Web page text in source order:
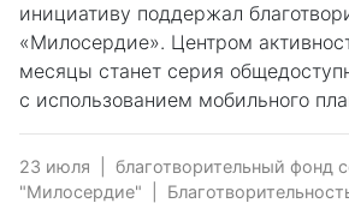
инициативу поддержал
«Милосердие». Центром
месяцы станет серия
с использованием мобильного
23 июля
благотворительный фонд
"Милосердие"